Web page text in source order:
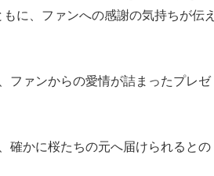
に、ファンへの感謝の気持ちが伝え
ファンからの愛情が詰まったプレゼ
確かに桜たちの元へ届けられるとの